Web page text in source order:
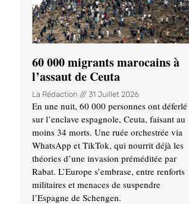
60 000 migrants marocains à
l’assaut de Ceuta
La Rédaction 31 Juillet 2026
En une nuit, 60 000 personnes ont déferlé
sur l’enclave espagnole, Ceuta, faisant au
moins 34 morts. Une ruée orchestrée via
WhatsApp et TikTok, qui nourrit déjà les
théories d’une invasion préméditée par
Rabat. L’Europe s’embrase, entre renforts
militaires et menaces de suspendre
l’Espagne de Schengen.